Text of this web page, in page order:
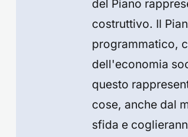
del Piano
costruttivo. Il
programmatico,
dell'economia
questo
cose, anche dal
sfida e